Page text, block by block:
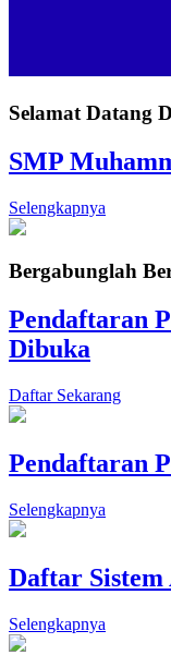
Selamat Datang
SMP
Selengkapnya
Bergabunglah
Pendaftaran
Dibuka
Daftar Sekarang
Pendaftaran
Selengkapnya
Daftar
Selengkapnya